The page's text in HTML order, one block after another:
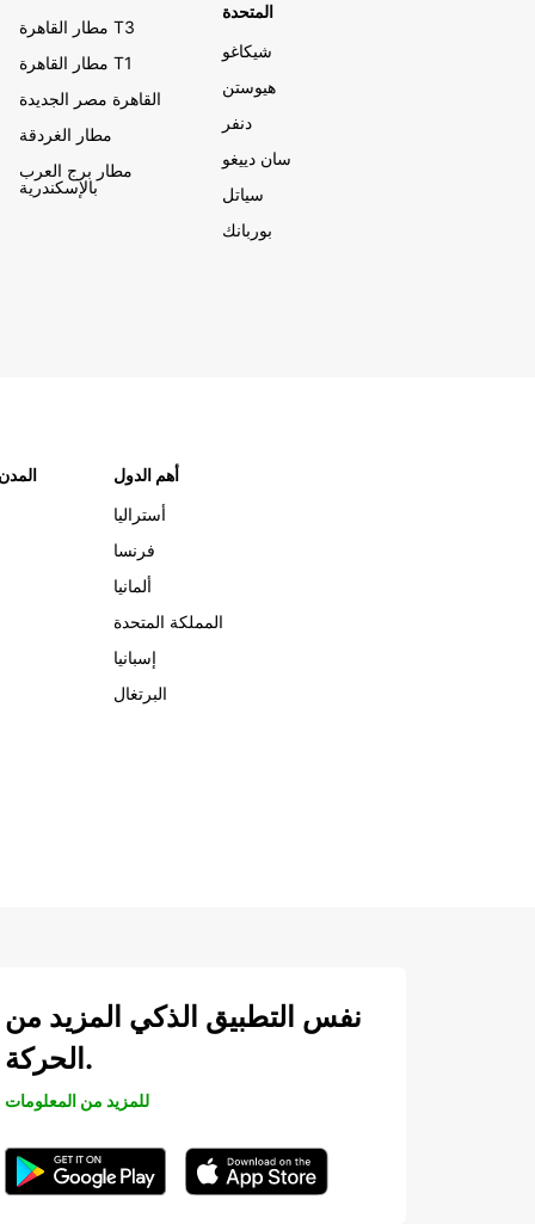
مطار القاهرة T3
مطار القاهرة T1
القاهرة مصر الجديدة
مطار الغردقة
مطار برج العرب
بالإسكندرية
المتحدة
شيكاغو
هيوستن
دنفر
سان دييغو
سياتل
بوربانك
أهم الدول
أستراليا
فرنسا
ألمانيا
المملكة المتحدة
إسبانيا
البرتغال
نفس التطبيق الذكي المزيد من
الحركة.
للمزيد من المعلومات